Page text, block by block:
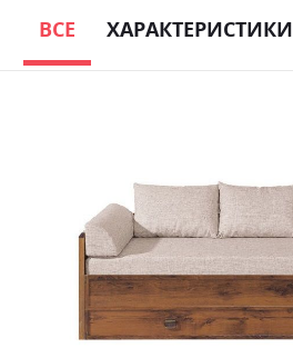
ВСЕ ХАРАКТЕРИСТИКИ